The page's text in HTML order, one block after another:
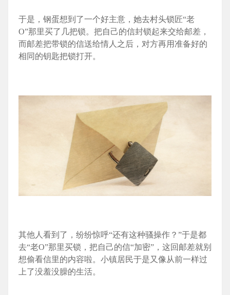
于是，钢蛋想到了一个好主意，她去村头锁匠“老
O”那里买了几把锁。把自己的信封锁起来交给邮差，
而邮差把带锁的信送给情人之后，对方再用准备好的
相同的钥匙把锁打开。
其他人看到了，纷纷惊呼“还有这种骚操作？”于是都
去“老O”那里买锁，把自己的信“加密”，这回邮差就别
想偷看信里的内容啦。小镇居民于是又像从前一样过
上了没羞没臊的生活。